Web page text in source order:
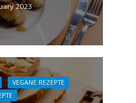
2023
VEGANE REZEPTE